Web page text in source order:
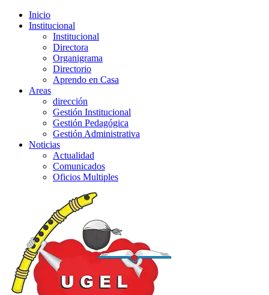
Inicio
Institucional
Institucional
Directora
Organigrama
Directorio
Aprendo en Casa
Areas
dirección
Gestión Institucional
Gestión Pedagógica
Gestión Administrativa
Noticias
Actualidad
Comunicados
Oficios Multiples